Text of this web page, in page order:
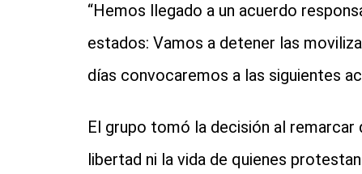
“Hemos llegado a un acuerdo
estados: Vamos a detener las
días convocaremos a las siguientes
El grupo tomó la decisión al remarcar
libertad ni la vida de quienes